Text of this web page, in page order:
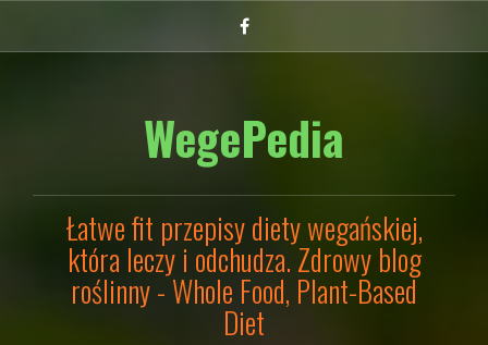
do
WegePedia
Łatwe fit przepisy diety wegańskiej,
która leczy i odchudza. Zdrowy blog
roślinny - Whole Food, Plant-Based
Diet